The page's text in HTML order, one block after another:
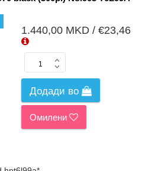
1.440,00 MKD / €23,46
Додади во
Омилени